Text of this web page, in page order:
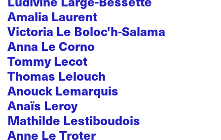
Amalia Laurent
Victoria Le Boloc'h-Salama
Anna Le Corno
Tommy Lecot
Thomas Lelouch
Anouck Lemarquis
Anaïs Leroy
Mathilde Lestiboudois
Anne Le Troter